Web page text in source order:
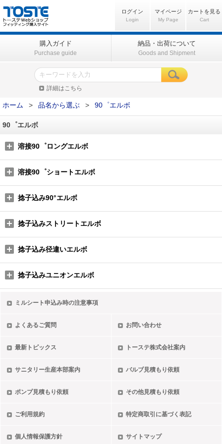
ログイン
Login
マイページ
My Page
カートを見る
Cart
購入ガイド
Purchase guide
納品・出荷について
Goods and Shipment
詳細はこちら
ホーム > 品名から選ぶ > 90゜エルボ
90゜エルボ
溶接90゜ロングエルボ
溶接90゜ショートエルボ
捻子込み90°エルボ
捻子込みストリートエルボ
捻子込み径違いエルボ
捻子込みユニオンエルボ
ミルシート申込み時の注意事項
よくあるご質問 お問い合わせ
最新トピックス トーステ株式会社案内
サニタリー生産本部案内 バルブ見積もり依頼
ポンプ見積もり依頼 その他見積もり依頼
ご利用規約 特定商取引に基づく表記
個人情報保護方針 サイトマップ